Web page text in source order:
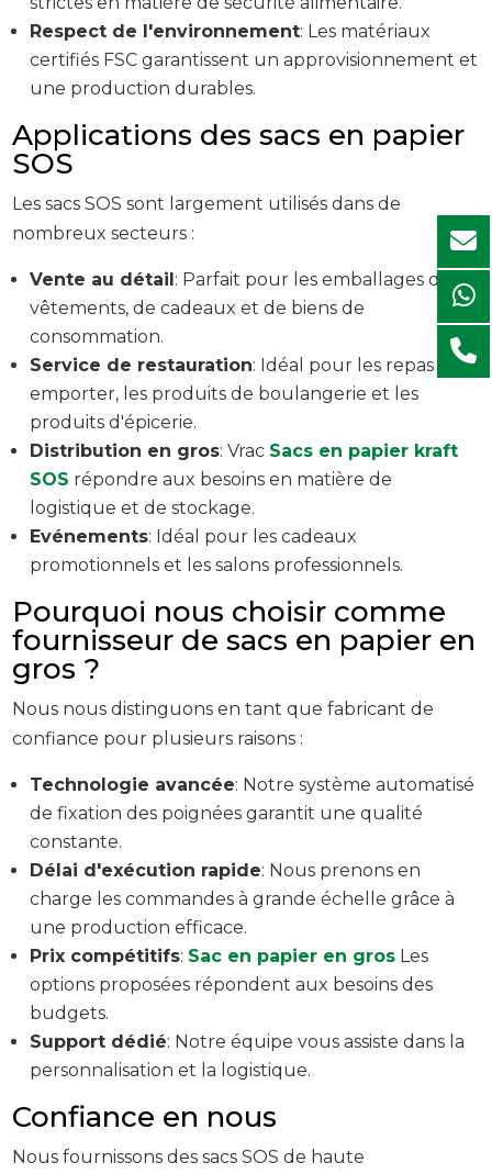
Respect de l'environnement: Les matériaux
certifiés FSC garantissent un approvisionnement et
une production durables.
Applications des sacs en papier
SOS
Les sacs SOS sont largement utilisés dans de
nombreux secteurs :
Vente au détail: Parfait pour les emballages de
vêtements, de cadeaux et de biens de
consommation.
Service de restauration: Idéal pour les repas à
emporter, les produits de boulangerie et les
produits d'épicerie.
Distribution en gros: Vrac Sacs en papier kraft
SOS répondre aux besoins en matière de
logistique et de stockage.
Evénements: Idéal pour les cadeaux
promotionnels et les salons professionnels.
Pourquoi nous choisir comme
fournisseur de sacs en papier en
gros ?
Nous nous distinguons en tant que fabricant de
confiance pour plusieurs raisons :
Technologie avancée: Notre système automatisé
de fixation des poignées garantit une qualité
constante.
Délai d'exécution rapide: Nous prenons en
charge les commandes à grande échelle grâce à
une production efficace.
Prix compétitifs: Sac en papier en gros Les
options proposées répondent aux besoins des
budgets.
Support dédié: Notre équipe vous assiste dans la
personnalisation et la logistique.
Confiance en nous
Nous fournissons des sacs SOS de haute